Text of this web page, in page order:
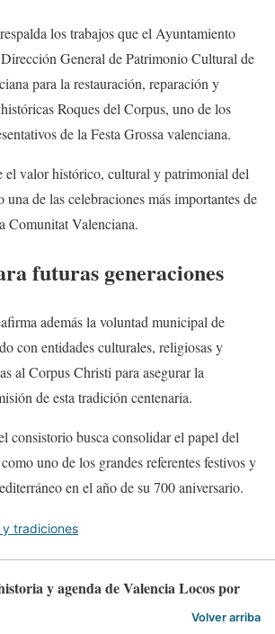
los trabajos que el Ayuntamiento
General de Patrimonio Cultural de
para la restauración, reparación y
Roques del Corpus, uno de los
de la Festa Grossa valenciana.
el valor histórico, cultural y patrimonial del
de las celebraciones más importantes de
Comunitat Valenciana.
futuras generaciones
además la voluntad municipal de
con entidades culturales, religiosas y
al Corpus Christi para asegurar la
de esta tradición centenaria.
consistorio busca consolidar el papel del
uno de los grandes referentes festivos y
en el año de su 700 aniversario.
y tradiciones
y agenda de Valencia Locos por
Volver arriba